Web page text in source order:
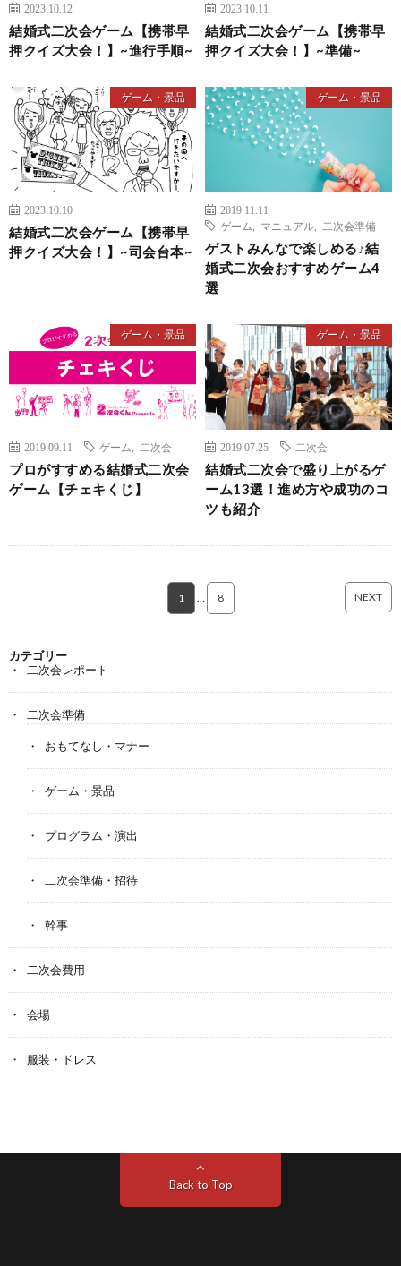
2023.10.12
結婚式二次会ゲーム【携帯早
押クイズ大会！】~進行手順~
2023.10.11
結婚式二次会ゲーム【携帯早
押クイズ大会！】~準備~
ゲーム・景品
2023.10.10
結婚式二次会ゲーム【携帯早
押クイズ大会！】~司会台本~
ゲーム・景品
2019.11.11
ゲーム
マニュアル 二次会準備
ゲストみんなで楽しめる♪結
婚式二次会おすすめゲーム4
選
ゲーム・景品
2019.09.11 ゲーム 二次会
プロがすすめる結婚式二次会
ゲーム【チェキくじ】
ゲーム・景品
2019.07.25 二次会
結婚式二次会で盛り上がるゲ
ーム13選！進め方や成功のコ
ツも紹介
1 8 NEXT
カテゴリー
二次会レポート
二次会準備
おもてなし・マナー
ゲーム・景品
プログラム・演出
二次会準備・招待
幹事
二次会費用
会場
服装・ドレス
Back to Top